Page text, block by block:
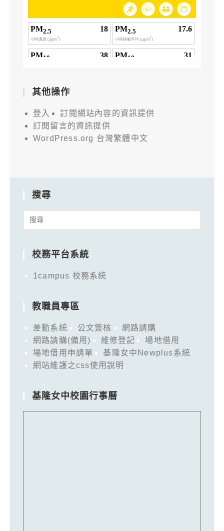
其他操作
登入
訂閱網站內容的資訊提供
訂閱留言的資訊提供
WordPress.org 台灣繁體中文
搜尋
Search
校務平台系統
1campus 校務系統
教職員專區
差勤系統 公文簽核
網路請購
網路請購(備用)
維修登記
場地借用
場地借用申請單
基隆女中Newplus系統
網站維護之css使用說明
基隆女中校園行事曆